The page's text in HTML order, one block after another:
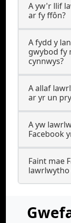
A yw'r llif
ar fy ffôn?
A fydd y
gwybod fy
cynnwys?
A allaf
ar yr un
A yw
Facebook
Faint mae
lawrlwytho